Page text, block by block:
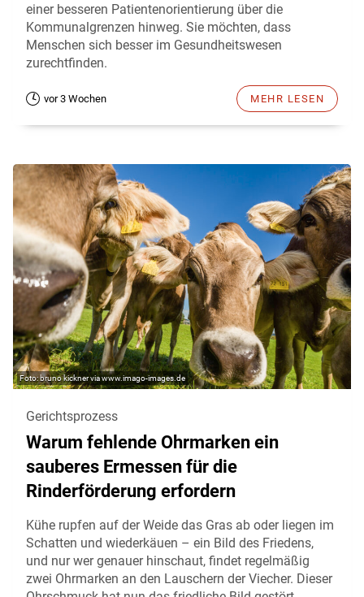
einer besseren Patientenorientierung über die
Kommunalgrenzen hinweg. Sie möchten, dass
Menschen sich besser im Gesundheitswesen
zurechtfinden.
vor 3 Wochen MEHR LESEN
bruno kickner via www.imago-images.de
Gerichtsprozess
Warum fehlende Ohrmarken ein
sauberes Ermessen für die
Rinderförderung erfordern
Kühe rupfen auf der Weide das Gras ab oder liegen im
Schatten und wiederkäuen – ein Bild des Friedens,
und nur wer genauer hinschaut, findet regelmäßig
zwei Ohrmarken an den Lauschern der Viecher. Dieser